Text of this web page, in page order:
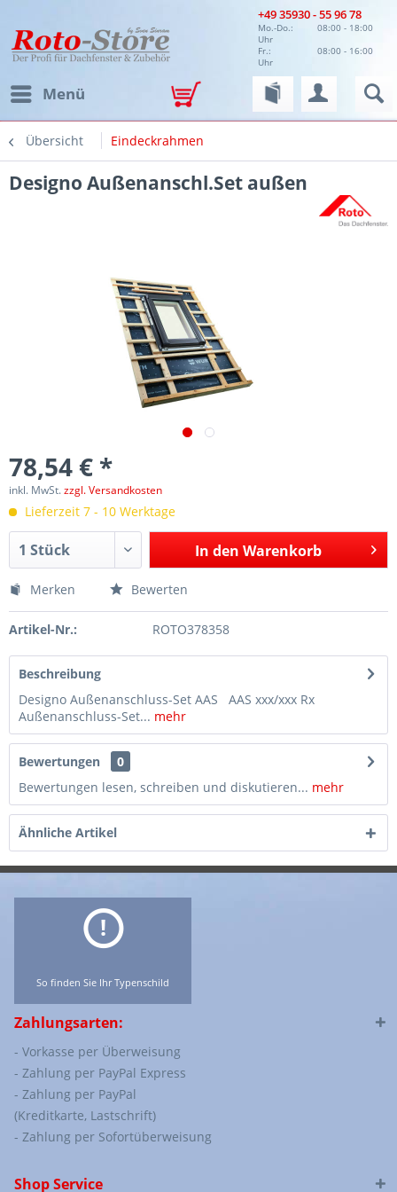
+49 35930 - 55 96 78
Mo.-Do.:
08:00 - 18:00
Uhr
Fr.:
08:00 - 16:00
Uhr
Menü
Übersicht Eindeckrahmen
Designo Außenanschl.Set außen
78,54 € *
inkl. MwSt.zzgl. Versandkosten
Lieferzeit 7 - 10 Werktage
In den Warenkorb
Merken Bewerten
Artikel-Nr.: ROTO378358
Beschreibung
Designo Außenanschluss-Set AAS AAS xxx/xxx Rx
Außenanschluss-Set... mehr
Bewertungen
0
Bewertungen lesen, schreiben und diskutieren... mehr
Ähnliche Artikel
So finden Sie Ihr Typenschild
Zahlungsarten:
- Vorkasse per Überweisung
- Zahlung per PayPal Express
- Zahlung per PayPal
(Kreditkarte, Lastschrift)
- Zahlung per Sofortüberweisung
Shop Service